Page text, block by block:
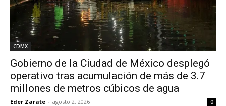
CDMX
Gobierno de la Ciudad de México desplegó
operativo tras acumulación de más de 3.7
millones de metros cúbicos de agua
Eder Zarate - agosto 2, 2026 0